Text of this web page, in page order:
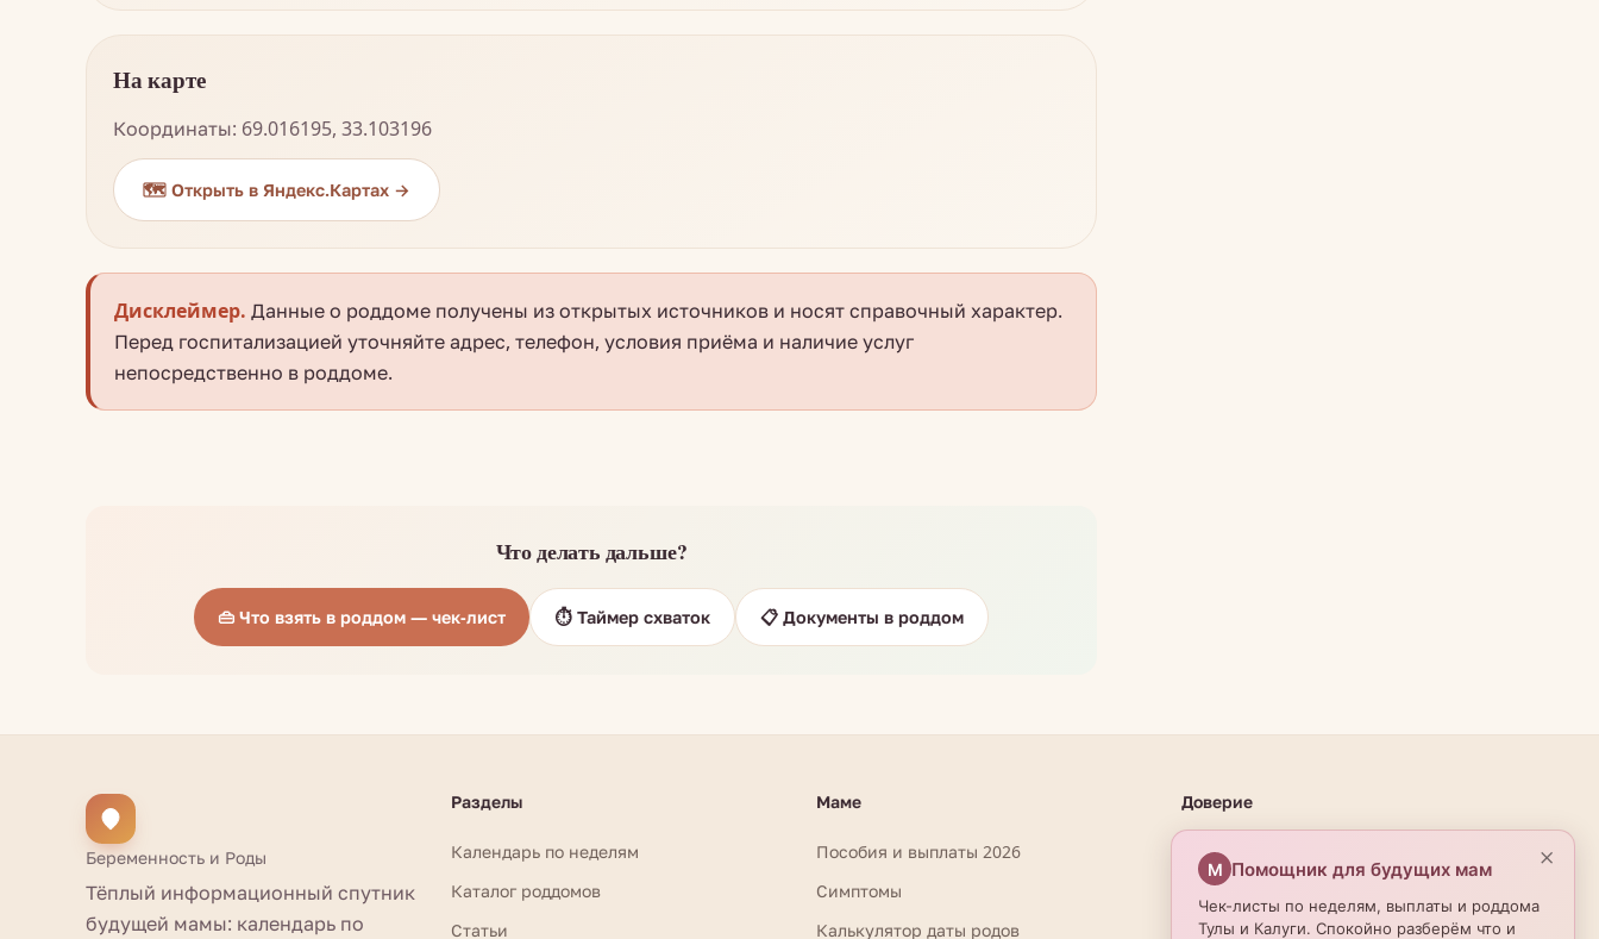
На карте
Координаты: 69.016195, 33.103196
🗺️ Открыть в Яндекс.Картах →
Дисклеймер. Данные о роддоме получены из открытых источников и носят справочный характер.
Перед госпитализацией уточняйте адрес, телефон, условия приёма и наличие услуг
непосредственно в роддоме.
Что делать дальше?
👜 Что взять в роддом — чек-лист ⏱️ Таймер схваток 📋 Документы в роддом
Беременность и Роды
Тёплый информационный спутник
будущей мамы: календарь по
Разделы
Календарь по неделям
Каталог роддомов
Статьи
Маме
Пособия и выплаты 2026
Симптомы
Калькулятор даты родов
Доверие
О проекте
Эксперты
Редакционная политика
М Помощник для будущих мам
Чек-листы по неделям, выплаты и роддома
Тулы и Калуги. Спокойно разберём что и
×